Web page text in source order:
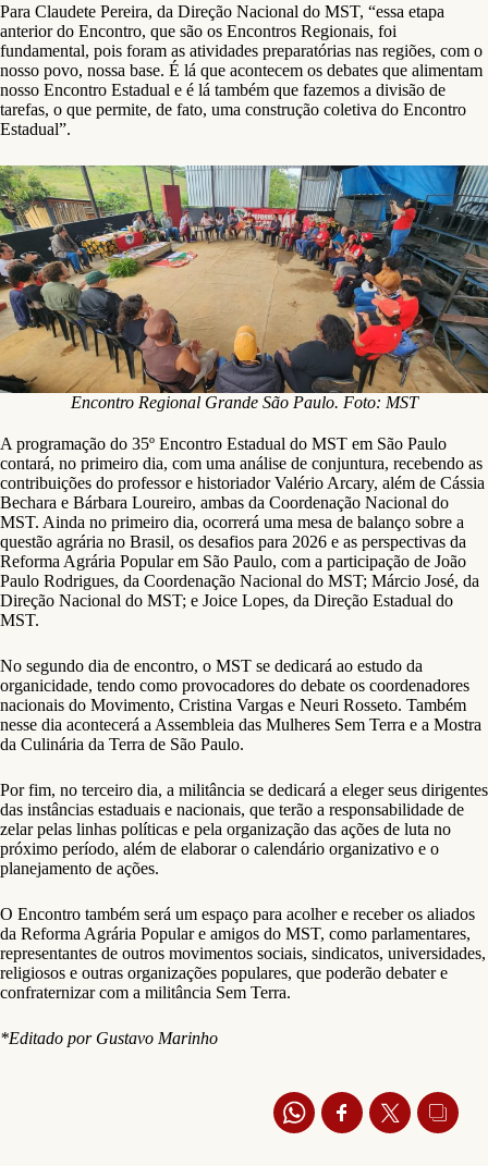
Para Claudete Pereira, da Direção Nacional do MST, “essa etapa
anterior do Encontro, que são os Encontros Regionais, foi
fundamental, pois foram as atividades preparatórias nas regiões, com o
nosso povo, nossa base. É lá que acontecem os debates que alimentam
nosso Encontro Estadual e é lá também que fazemos a divisão de
tarefas, o que permite, de fato, uma construção coletiva do Encontro
Estadual”.
Encontro Regional Grande São Paulo. Foto: MST
A programação do 35º Encontro Estadual do MST em São Paulo
contará, no primeiro dia, com uma análise de conjuntura, recebendo as
contribuições do professor e historiador Valério Arcary, além de Cássia
Bechara e Bárbara Loureiro, ambas da Coordenação Nacional do
MST. Ainda no primeiro dia, ocorrerá uma mesa de balanço sobre a
questão agrária no Brasil, os desafios para 2026 e as perspectivas da
Reforma Agrária Popular em São Paulo, com a participação de João
Paulo Rodrigues, da Coordenação Nacional do MST; Márcio José, da
Direção Nacional do MST; e Joice Lopes, da Direção Estadual do
MST.
No segundo dia de encontro, o MST se dedicará ao estudo da
organicidade, tendo como provocadores do debate os coordenadores
nacionais do Movimento, Cristina Vargas e Neuri Rosseto. Também
nesse dia acontecerá a Assembleia das Mulheres Sem Terra e a Mostra
da Culinária da Terra de São Paulo.
Por fim, no terceiro dia, a militância se dedicará a eleger seus dirigentes
das instâncias estaduais e nacionais, que terão a responsabilidade de
zelar pelas linhas políticas e pela organização das ações de luta no
próximo período, além de elaborar o calendário organizativo e o
planejamento de ações.
O Encontro também será um espaço para acolher e receber os aliados
da Reforma Agrária Popular e amigos do MST, como parlamentares,
representantes de outros movimentos sociais, sindicatos, universidades,
religiosos e outras organizações populares, que poderão debater e
confraternizar com a militância Sem Terra.
*Editado por Gustavo Marinho